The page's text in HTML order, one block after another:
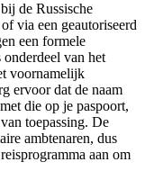
de Russische
via een geautoriseerd
een formele
van het
voornamelijk
ervoor dat de naam
die op je paspoort,
toepassing. De
ambtenaren, dus
aan om